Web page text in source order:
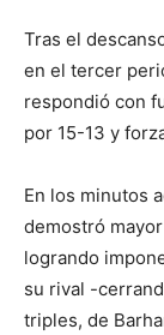
Tras el
en el tercer
respondió con
por 15-13 y
En los minutos
demostró
logrando
su rival -
triples, de